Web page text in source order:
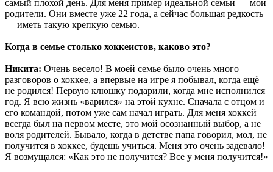
самый плохой день. Для меня пример идеальной семьи — мои
родители. Они вместе уже 22 года, а сейчас большая редкость
— иметь такую крепкую семью.
Когда в семье столько хоккеистов, каково это?
Никита: Очень весело! В моей семье было очень много
разговоров о хоккее, а впервые на игре я побывал, когда ещё
не родился! Первую клюшку подарили, когда мне исполнился
год. Я всю жизнь «варился» на этой кухне. Сначала с отцом и
его командой, потом уже сам начал играть. Для меня хоккей
всегда был на первом месте, это мой осознанный выбор, а не
воля родителей. Бывало, когда в детстве папа говорил, мол, не
получится в хоккее, будешь учиться. Меня это очень задевало!
Я возмущался: «Как это не получится? Все у меня получится!»